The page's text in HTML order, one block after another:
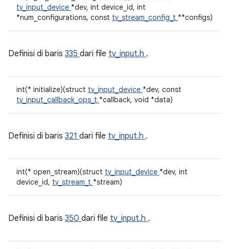
tv_input_device *dev, int device_id, int
*num_configurations, const tv_stream_config_t **configs)
Definisi di baris 335 dari file tv_input.h .
int(* initialize)(struct tv_input_device *dev, const
tv_input_callback_ops_t *callback, void *data)
Definisi di baris 321 dari file tv_input.h .
int(* open_stream)(struct tv_input_device *dev, int
device_id, tv_stream_t *stream)
Definisi di baris 350 dari file tv_input.h .